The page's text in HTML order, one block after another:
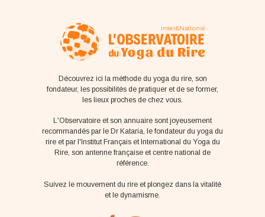
Découvrez ici la méthode du yoga du rire, son
fondateur, les possibilités de pratiquer et de se former,
les lieux proches de chez vous.
L'Observatoire et son annuaire sont joyeusement
recommandés par le Dr Kataria, le fondateur du yoga du
rire et par l'Institut Français et International du Yoga du
Rire, son antenne française et centre national de
référence.
Suivez le mouvement du rire et plongez dans la vitalité
et le dynamisme.